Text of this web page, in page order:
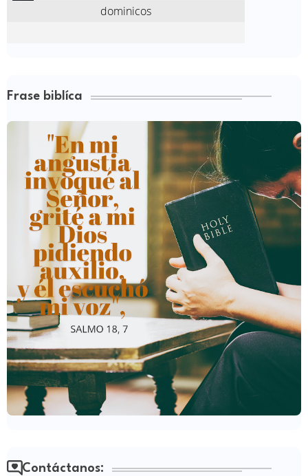
Frase biblíca
Contáctanos: